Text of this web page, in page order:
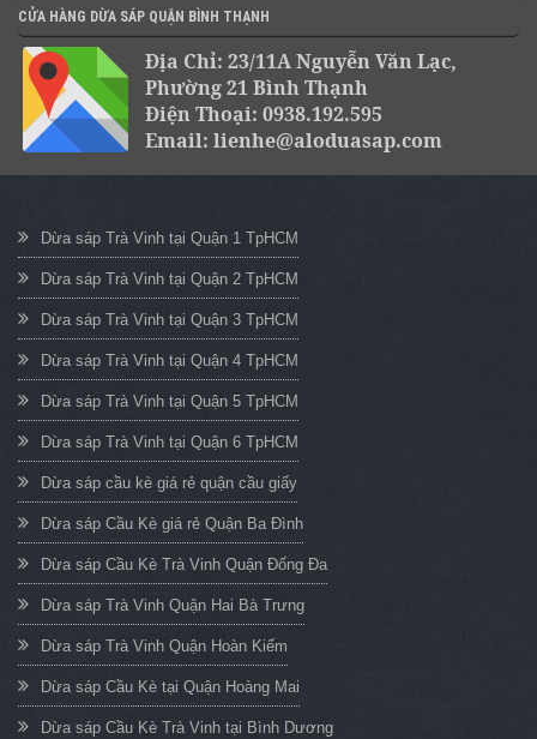
CỬA HÀNG DỪA SÁP QUẬN BÌNH THẠNH
Địa Chỉ: 23/11A Nguyễn Văn Lạc,
Phường 21 Bình Thạnh
Điện Thoại: 0938.192.595
Email: lienhe@aloduasap.com
Dừa sáp Trà Vinh tại Quận 1 TpHCM
Dừa sáp Trà Vinh tại Quận 2 TpHCM
Dừa sáp Trà Vinh tại Quận 3 TpHCM
Dừa sáp Trà Vinh tại Quận 4 TpHCM
Dừa sáp Trà Vinh tại Quận 5 TpHCM
Dừa sáp Trà Vinh tại Quận 6 TpHCM
Dừa sáp cầu kè giá rẻ quận cầu giấy
Dừa sáp Cầu Kè giá rẻ Quận Ba Đình
Dừa sáp Cầu Kè Trà Vinh Quận Đống Đa
Dừa sáp Trà Vinh Quận Hai Bà Trưng
Dừa sáp Trà Vinh Quận Hoàn Kiếm
Dừa sáp Cầu Kè tại Quận Hoàng Mai
Dừa sáp Cầu Kè Trà Vinh tại Bình Dương